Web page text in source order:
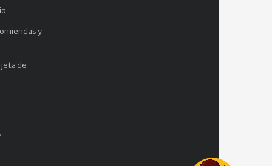
y
de